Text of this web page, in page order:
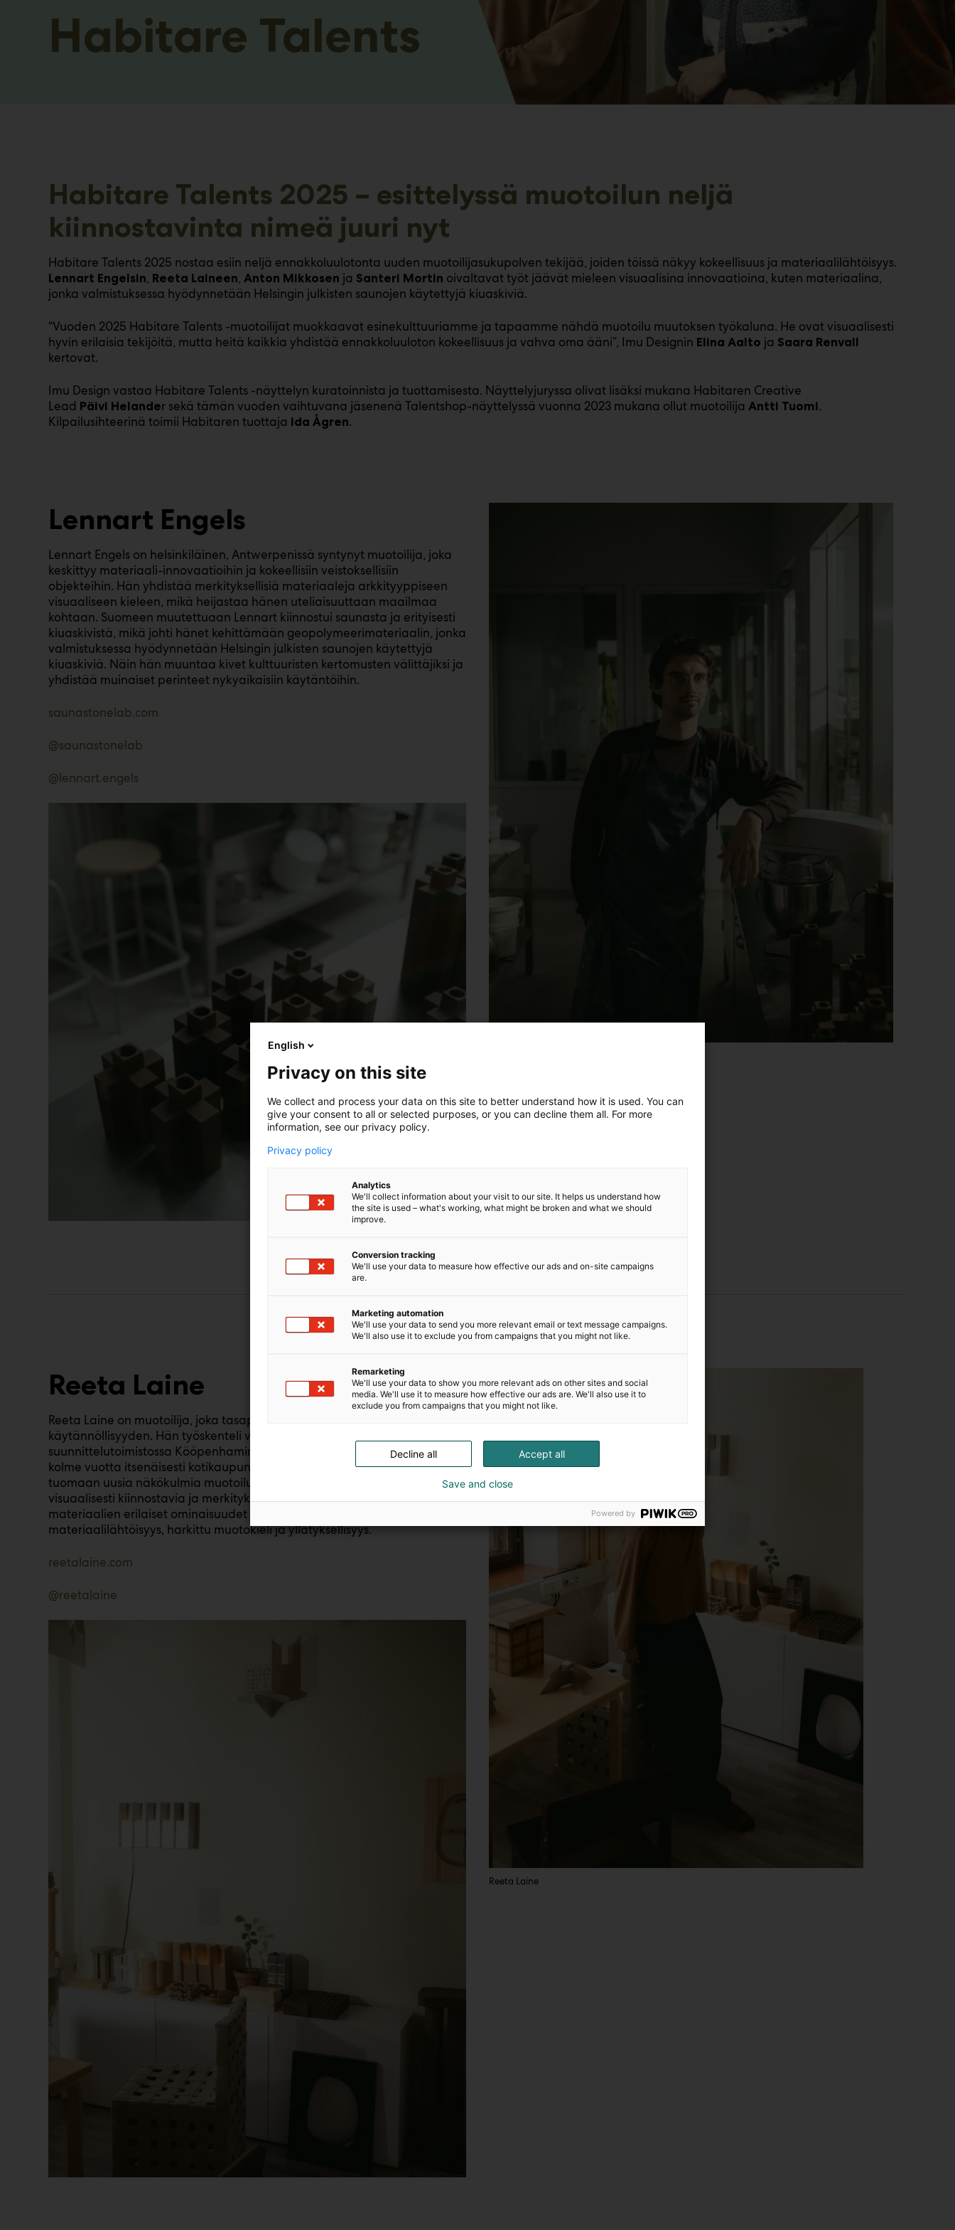
Habitare Talents
Habitare Talents 2025 – esittelyssä muotoilun neljä
kiinnostavinta nimeä juuri nyt
Habitare Talents 2025 nostaa esiin neljä ennakkoluulotonta uuden muotoilijasukupolven tekijää, joiden töissä näkyy kokeellisuus ja materiaalilähtöisyys.
Lennart Engelsin, Reeta Laineen, Anton Mikkosen ja Santeri Mortin oivaltavat työt jäävät mieleen visuaalisina innovaatioina, kuten materiaalina,
jonka valmistuksessa hyödynnetään Helsingin julkisten saunojen käytettyjä kiuaskiviä.
“Vuoden 2025 Habitare Talents -muotoilijat muokkaavat esinekulttuuriamme ja tapaamme nähdä muotoilu muutoksen työkaluna. He ovat visuaalisesti
hyvin erilaisia tekijöitä, mutta heitä kaikkia yhdistää ennakkoluuloton kokeellisuus ja vahva oma ääni”, Imu Designin Elina Aalto ja Saara Renvall
kertovat.
Imu Design vastaa Habitare Talents -näyttelyn kuratoinnista ja tuottamisesta. Näyttelyjuryssa olivat lisäksi mukana Habitaren Creative
Lead Päivi Helander sekä tämän vuoden vaihtuvana jäsenenä Talentshop-näyttelyssä vuonna 2023 mukana ollut muotoilija Antti Tuomi.
Kilpailusihteerinä toimii Habitaren tuottaja Ida Ågren.
Lennart Engels
Lennart Engels on helsinkiläinen, Antwerpenissä syntynyt muotoilija, joka
keskittyy materiaali-innovaatioihin ja kokeellisiin veistoksellisiin
objekteihin. Hän yhdistää merkityksellisiä materiaaleja arkkityyppiseen
visuaaliseen kieleen, mikä heijastaa hänen uteliaisuuttaan maailmaa
kohtaan. Suomeen muutettuaan Lennart kiinnostui saunasta ja erityisesti
kiuaskivistä, mikä johti hänet kehittämään geopolymeerimateriaalin, jonka
valmistuksessa hyödynnetään Helsingin julkisten saunojen käytettyjä
kiuaskiviä. Näin hän muuntaa kivet kulttuuristen kertomusten välittäjiksi ja
yhdistää muinaiset perinteet nykyaikaisiin käytäntöihin.
saunastonelab.com
@saunastonelab
@lennart.engels
Reeta Laine
Reeta Laine on muotoilija, joka tasapainottaa töissään estetiikan ja
käytännöllisyyden. Hän työskenteli viisi vuotta
suunnittelutoimistossa Kööpenhaminassa ja on työskennellyt viimeiset
kolme vuotta itsenäisesti kotikaupungissaan Tampereella. Reeta pyrkii
tuomaan uusia näkökulmia muotoilun kaupalliseen kuvastoon ja luomaan
visuaalisesti kiinnostavia ja merkityksellisiä tuotteita. Häntä kiehtovat
materiaalien erilaiset ominaisuudet ja työstötavat, ja töille ovat ominaista
materiaalilähtöisyys, harkittu muotokieli ja yllätyksellisyys.
reetalaine.com
@reetalaine
Reeta Laine
English
Privacy on this site
We collect and process your data on this site to better understand how it is used. You can
give your consent to all or selected purposes, or you can decline them all. For more
information, see our privacy policy.
Privacy policy
Analytics
We'll collect information about your visit to our site. It helps us understand how
the site is used – what's working, what might be broken and what we should
improve.
Conversion tracking
We'll use your data to measure how effective our ads and on-site campaigns
are.
Marketing automation
We'll use your data to send you more relevant email or text message campaigns.
We'll also use it to exclude you from campaigns that you might not like.
Remarketing
We'll use your data to show you more relevant ads on other sites and social
media. We'll use it to measure how effective our ads are. We'll also use it to
exclude you from campaigns that you might not like.
Accept all
Decline all
Save and close
Powered by